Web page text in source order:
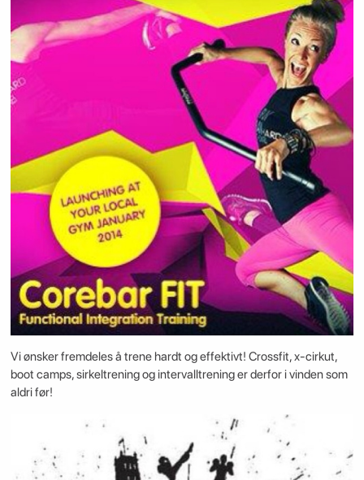
Vi ønsker fremdeles å trene hardt og effektivt! Crossfit, x-cirkut,
boot camps, sirkeltrening og intervalltrening er derfor i vinden som
aldri før!